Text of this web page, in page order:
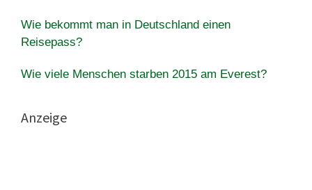
Wie bekommt man in Deutschland einen
Reisepass?
Wie viele Menschen starben 2015 am Everest?
Anzeige